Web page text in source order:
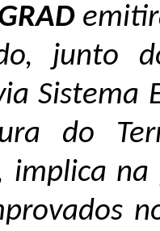
junto
Sistema
do
implica